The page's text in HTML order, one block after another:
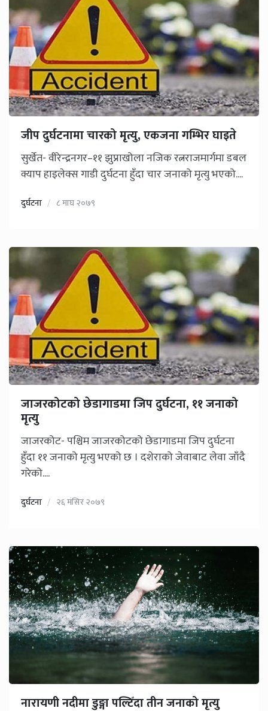
जीप दुर्घटनामा चारको मृत्यु, एकजना गम्भिर घाइते
सुर्खेत- वीरेन्द्रनगर–११ झुप्राखोला नजिक रत्नराजमार्गमा डबल
क्याप हाइलेक्स गाडी दुर्घटना हुँदा चार जनाको मृत्यु भएको....
दुर्घटना ८ माघ २०७९
जाजरकोटको छेडागाडमा जिप दुर्घटना, ११ जनाको
मृत्यु
जाजरकोट- पश्चिम जाजरकोटको छेडागाडमा जिप दुर्घटना
हुँदा ११ जनाको मृत्यु भएको छ । दशेराको जेवाबाट लेवा जाँदै
गरेको....
दुर्घटना २६ मंसिर २०७९
नारायणी नदीमा डुङ्गा पल्टिँदा तीन जनाको मृत्यु